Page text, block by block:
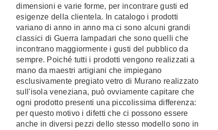
dimensioni e varie forme, per incontrare gusti ed
esigenze della clientela. In catalogo i prodotti
variano di anno in anno ma ci sono alcuni grandi
classici di Guerra lampadari che sono quelli che
incontrano maggiormente i gusti del pubblico da
sempre. Poiché tutti i prodotti vengono realizzati a
mano da maestri artigiani che impiegano
esclusivamente pregiato vetro di Murano realizzato
sull'isola veneziana, può ovviamente capitare che
ogni prodotto presenti una piccolissima differenza:
per questo motivo i difetti che ci possono essere
anche in diversi pezzi dello stesso modello sono in